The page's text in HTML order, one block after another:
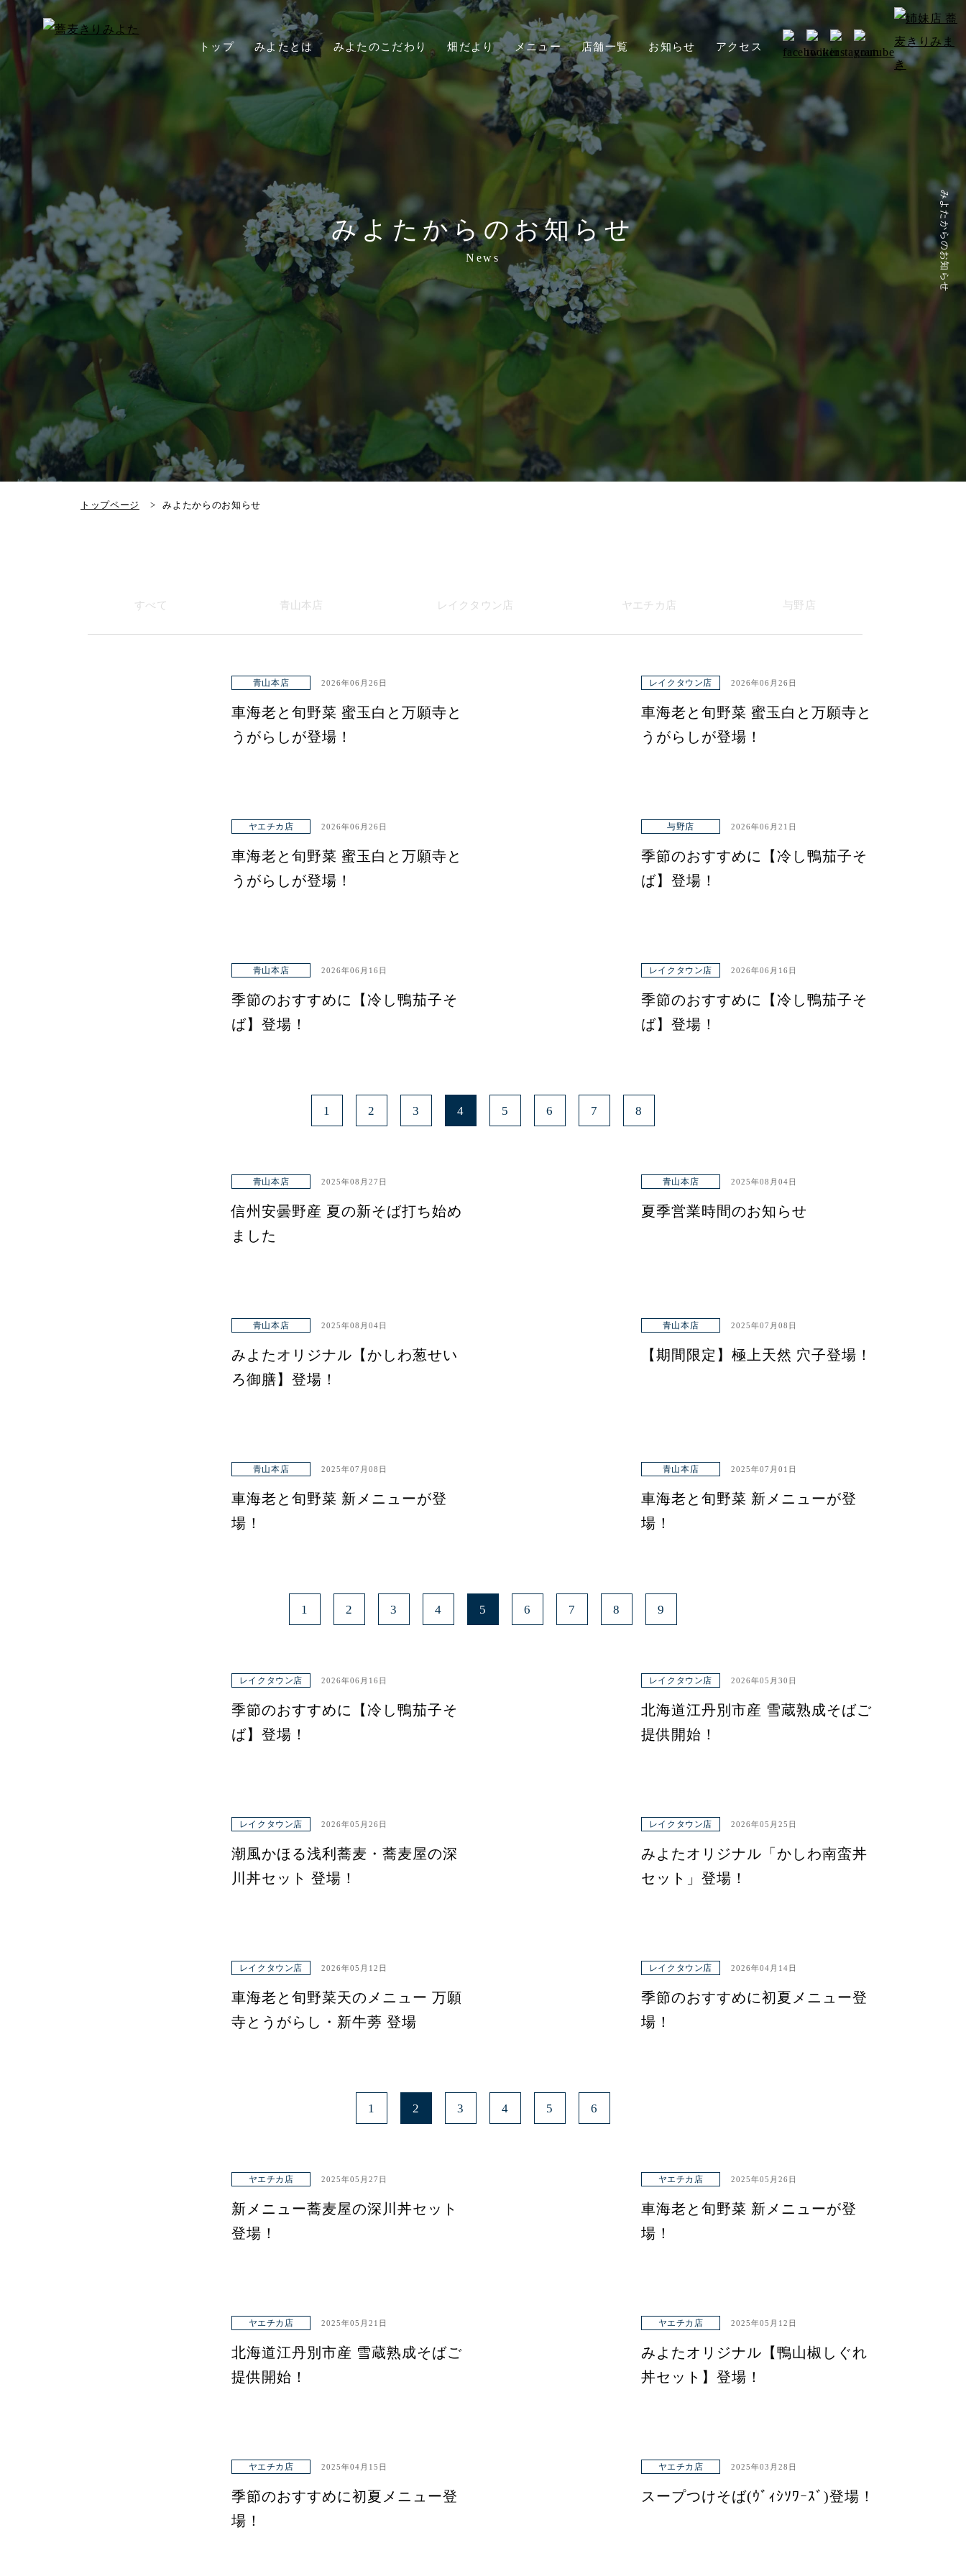
トップ みよたとは みよたのこだわり 畑だより メニュー 店舗一覧 お知らせ アクセス
みよたからのお知らせ
みよたからのお知らせ
News
トップページ みよたからのお知らせ
すべて 青山本店 レイク タウン店 ヤエチカ店 与野店
青山本店 2026年06月26日
車海老と旬野菜 蜜玉白と万願寺と
うがらしが登場！
レイクタウン店 2026年06月26日
車海老と旬野菜 蜜玉白と万願寺と
うがらしが登場！
ヤエチカ店 2026年06月26日
車海老と旬野菜 蜜玉白と万願寺と
うがらしが登場！
与野店 2026年06月21日
季節のおすすめに【冷し鴨茄子そ
ば】登場！
青山本店 2026年06月16日
季節のおすすめに【冷し鴨茄子そ
ば】登場！
レイクタウン店 2026年06月16日
季節のおすすめに【冷し鴨茄子そ
ば】登場！
1 2 3 4 5 6 7 8
青山本店 2025年08月27日
信州安曇野産 夏の新そば打ち始め
ました
青山本店 2025年08月04日
夏季営業時間のお知らせ
青山本店 2025年08月04日
みよたオリジナル【かしわ葱せい
ろ御膳】登場！
青山本店 2025年07月08日
【期間限定】極上天然 穴子登場！
青山本店 2025年07月08日
車海老と旬野菜 新メニューが登
場！
青山本店 2025年07月01日
車海老と旬野菜 新メニューが登
場！
1 2 3 4 5 6 7 8 9
レイクタウン店 2026年06月16日
季節のおすすめに【冷し鴨茄子そ
ば】登場！
レイクタウン店 2026年05月30日
北海道江丹別市産 雪蔵熟成そばご
提供開始！
レイクタウン店 2026年05月26日
潮風かほる浅利蕎麦・蕎麦屋の深
川丼セット 登場！
レイクタウン店 2026年05月25日
みよたオリジナル「かしわ南蛮丼
セット」登場！
レイクタウン店 2026年05月12日
車海老と旬野菜天のメニュー 万願
寺とうがらし・新牛蒡 登場
レイクタウン店 2026年04月14日
季節のおすすめに初夏メニュー登
場！
1 2 3 4 5 6
ヤエチカ店 2025年05月27日
新メニュー蕎麦屋の深川丼セット
登場！
ヤエチカ店 2025年05月26日
車海老と旬野菜 新メニューが登
場！
ヤエチカ店 2025年05月21日
北海道江丹別市産 雪蔵熟成そばご
提供開始！
ヤエチカ店 2025年05月12日
みよたオリジナル【鴨山椒しぐれ
丼セット】登場！
ヤエチカ店 2025年04月15日
季節のおすすめに初夏メニュー登
場！
ヤエチカ店 2025年03月28日
スープつけそば(ｳﾞｨｼｿﾜｰｽﾞ)登場！